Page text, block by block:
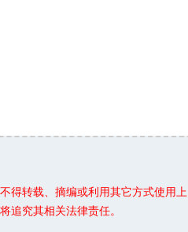
得转载、摘编或利用其它方式使用上
追究其相关法律责任。